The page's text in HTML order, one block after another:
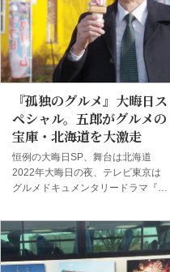
『孤独のグルメ』原作者・久住昌之
氏による「ふらっと一杯」のグルメ
動画だ。久住氏に竹芝グルメリウム
の「美味しいもの」をばっちり堪能
してもらおうと敢行したロケの様子
は以下の通り。 ゆりかもめ・竹芝
駅から続くコンコースに現れた久住
氏。竹芝グ...
『孤独のグルメ』大晦日ス
ペシャル。五郎がグルメの
宝庫・北海道を大激走
恒例の大晦日SP、舞台は北海道
2022年大晦日の夜、テレビ東京は
グルメドキュメンタリードラマ『孤
11時30分）を放送する。舞台はグ
ルメの宝庫・北海道。タイトルは
「孤独のグルメ 2022大晦日スペシ
ャル年忘れ、食の格闘技。カニの使